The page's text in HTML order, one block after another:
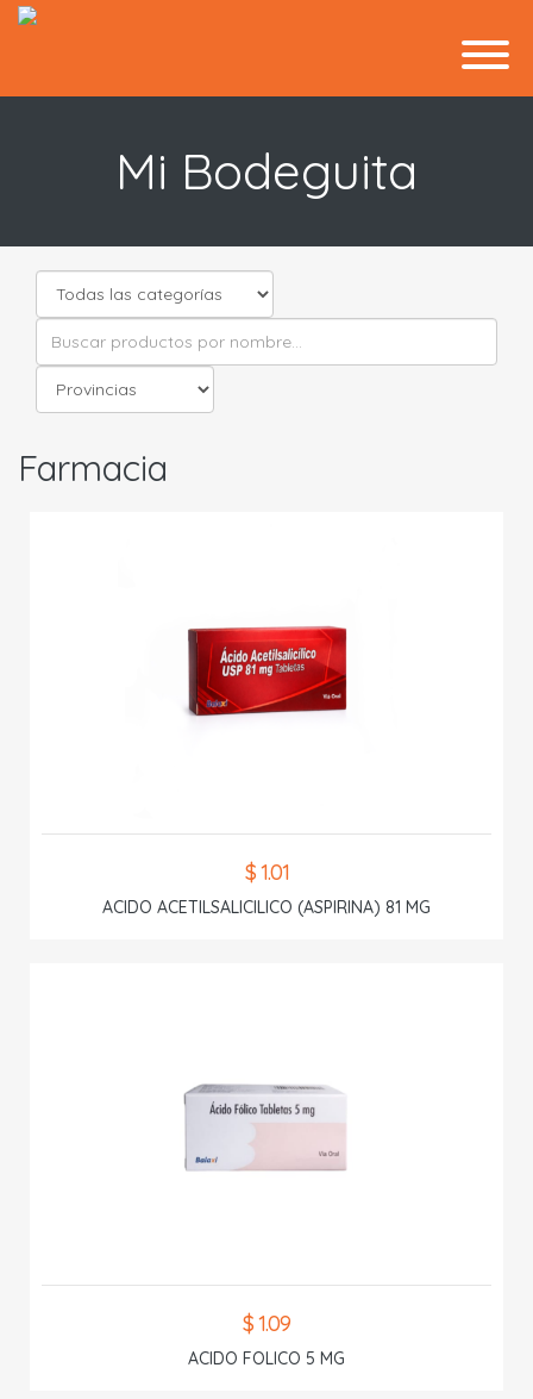
Mi Bodeguita
Farmacia
$ 1.01
ACIDO ACETILSALICILICO (ASPIRINA) 81 MG
$ 1.09
ACIDO FOLICO 5 MG